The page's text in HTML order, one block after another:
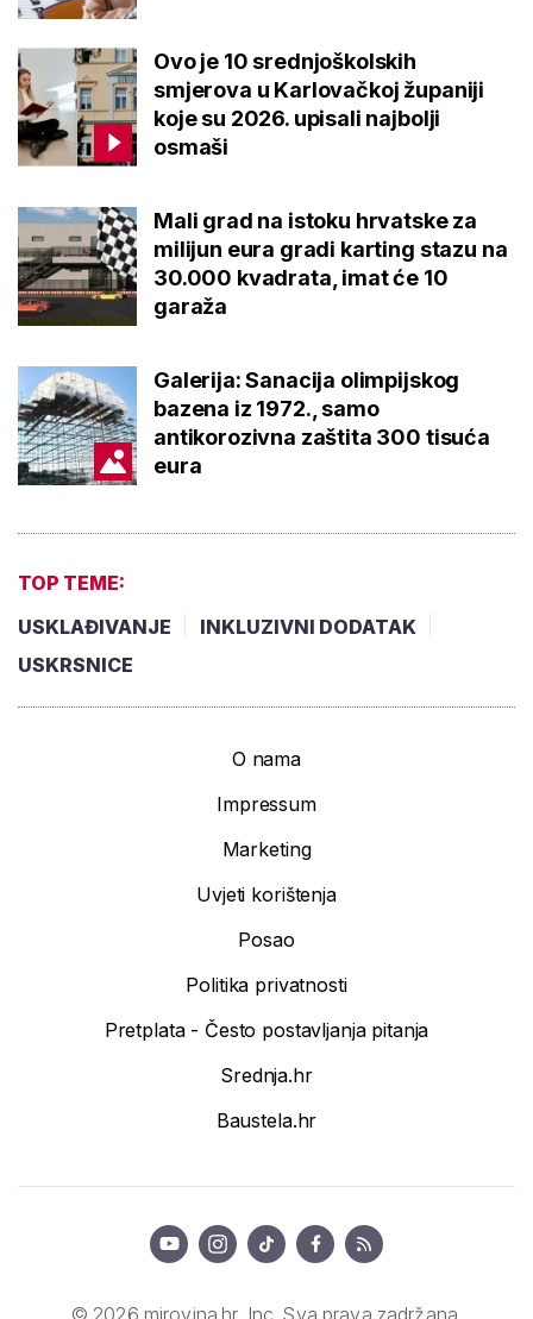
Ovo je 10 srednjoškolskih
smjerova u Karlovačkoj županiji
koje su 2026. upisali najbolji
osmaši
Mali grad na istoku hrvatske za
milijun eura gradi karting stazu na
30.000 kvadrata, imat će 10
garaža
Galerija: Sanacija olimpijskog
bazena iz 1972., samo
antikorozivna zaštita 300 tisuća
eura
TOP TEME:
USKLAĐIVANJE
INKLUZIVNI DODATAK
USKRSNICE
O nama
Impressum
Marketing
Uvjeti korištenja
Posao
Politika privatnosti
Pretplata - Često postavljanja pitanja
Srednja.hr
Baustela.hr
© 2026 mirovina.hr, Inc. Sva prava zadržana.